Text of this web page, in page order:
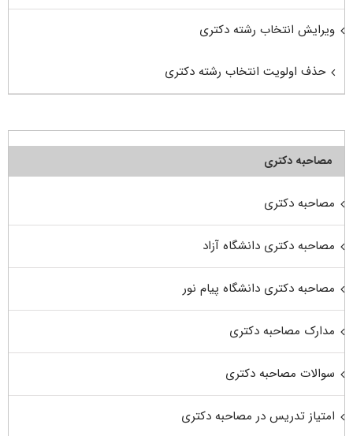
ویرایش انتخاب رشته دکتری
حذف اولویت انتخاب رشته دکتری
مصاحبه دکتری
مصاحبه دکتری
مصاحبه دکتری دانشگاه آزاد
مصاحبه دکتری دانشگاه پیام نور
مدارک مصاحبه دکتری
سوالات مصاحبه دکتری
امتیاز تدریس در مصاحبه دکتری